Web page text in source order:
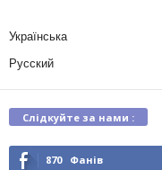
Українська
Русский
Слідкуйте за нами :
870 Фанів